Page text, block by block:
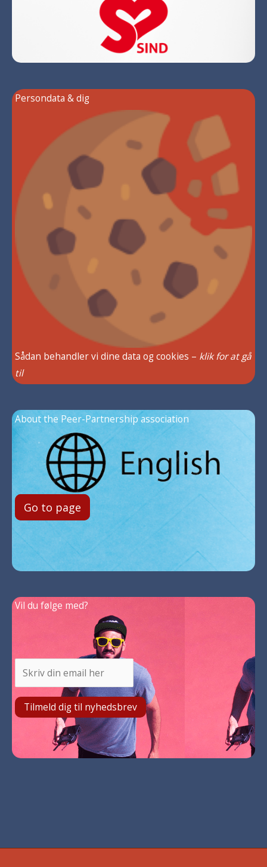
Persondata & dig
Sådan behandler vi dine data og cookies – klik for at gå
til
About the Peer-Partnership association
Go to page
Vil du følge med?